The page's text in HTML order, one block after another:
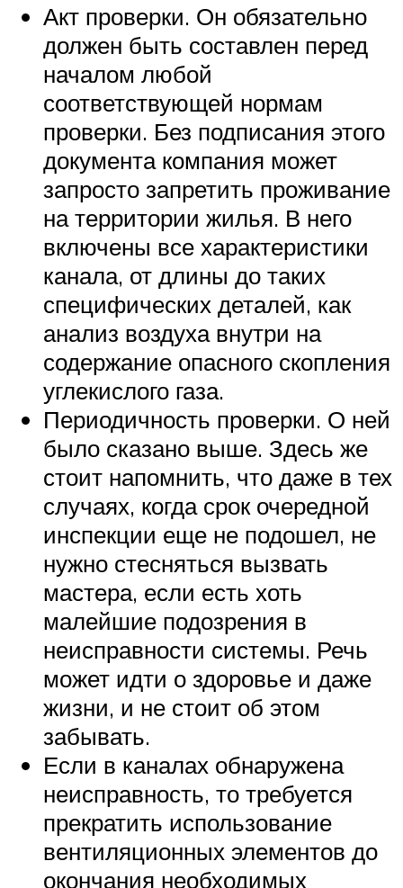
Акт проверки. Он обязательно
должен быть составлен перед
началом любой
соответствующей нормам
проверки. Без подписания этого
документа компания может
запросто запретить проживание
на территории жилья. В него
включены все характеристики
канала, от длины до таких
специфических деталей, как
анализ воздуха внутри на
содержание опасного скопления
углекислого газа.
Периодичность проверки. О ней
было сказано выше. Здесь же
стоит напомнить, что даже в тех
случаях, когда срок очередной
инспекции еще не подошел, не
нужно стесняться вызвать
мастера, если есть хоть
малейшие подозрения в
неисправности системы. Речь
может идти о здоровье и даже
жизни, и не стоит об этом
забывать.
Если в каналах обнаружена
неисправность, то требуется
прекратить использование
вентиляционных элементов до
окончания необходимых